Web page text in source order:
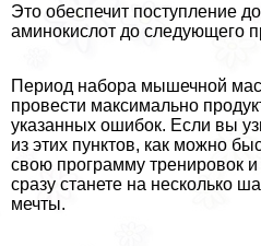
Это обеспечит поступление
аминокислот до следующего
Период набора мышечной
провести максимально
указанных ошибок. Если вы
из этих пунктов, как можно
свою программу тренировок
сразу станете на несколько
мечты.